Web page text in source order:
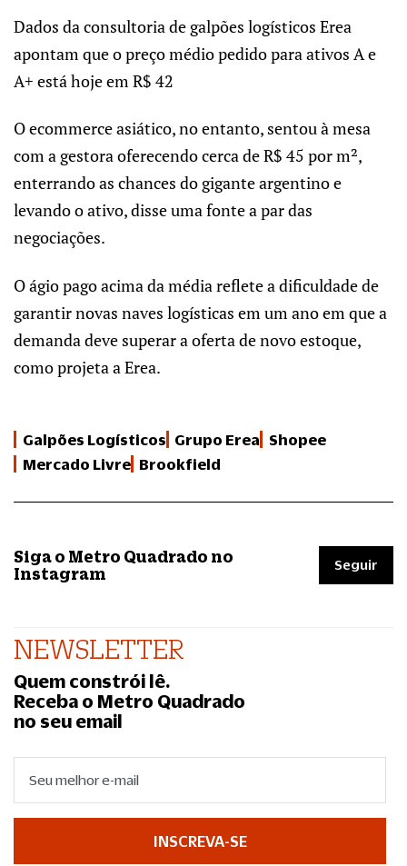
Dados da consultoria de galpões logísticos Erea
apontam que o preço médio pedido para ativos A e
A+ está hoje em R$ 42
O ecommerce asiático, no entanto, sentou à mesa
com a gestora oferecendo cerca de R$ 45 por m²,
enterrando as chances do gigante argentino e
levando o ativo, disse uma fonte a par das
negociações.
O ágio pago acima da média reflete a dificuldade de
garantir novas naves logísticas em um ano em que a
demanda deve superar a oferta de novo estoque,
como projeta a Erea.
Galpões Logísticos Grupo Erea
Shopee
Mercado Livre Brookfield
Siga o Metro Quadrado no
Instagram
Seguir
NEWSLETTER
Quem constrói lê.
Receba o Metro Quadrado
no seu email
INSCREVA-SE